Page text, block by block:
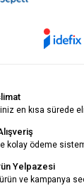
en kısa sürede
kolay ödeme
Yelpazesi
ve kampanya